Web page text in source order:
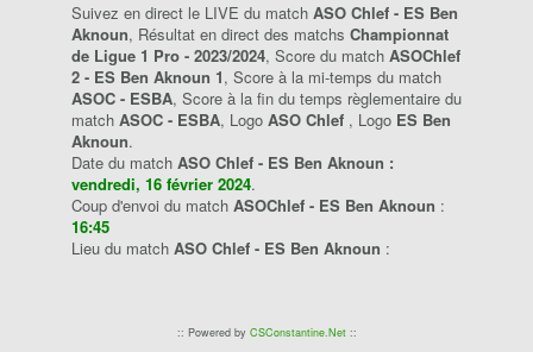
Suivez en direct le LIVE du match ASO Chlef - ES Ben
Aknoun, Résultat en direct des matchs Championnat
de Ligue 1 Pro - 2023/2024, Score du match ASOChlef
2 - ES Ben Aknoun 1, Score à la mi-temps du match
ASOC - ESBA, Score à la fin du temps règlementaire du
match ASOC - ESBA, Logo ASO Chlef , Logo ES Ben
Aknoun.
Date du match ASO Chlef - ES Ben Aknoun :
vendredi, 16 février 2024.
Coup d'envoi du match ASOChlef - ES Ben Aknoun :
16:45
Lieu du match ASO Chlef - ES Ben Aknoun :
:: Powered by CSConstantine.Net::